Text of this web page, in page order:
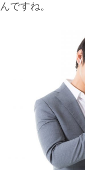
ですね。